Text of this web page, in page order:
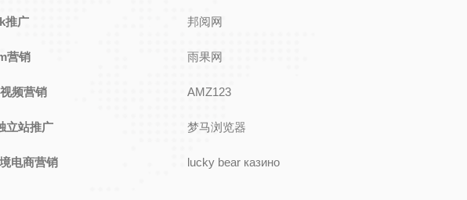
推广
营销
频营销
立站推广
电商营销
邦阅网
雨果网
AMZ123
梦马浏览器
lucky bear казино